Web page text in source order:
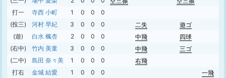
打一
寺西 小町 1 0 0 0
(投三)
河村 早紀 3 0 0 0 二失 遊ゴ
(遊)
白水 楓杏 2 0 0 0 中飛 四球
(右中)
竹内 美童 3 0 0 0 中飛 三ゴ
(二中)
島田 奈々美 1 0 0 0
右飛
打右
金城 結愛 1 0 0 0
一飛